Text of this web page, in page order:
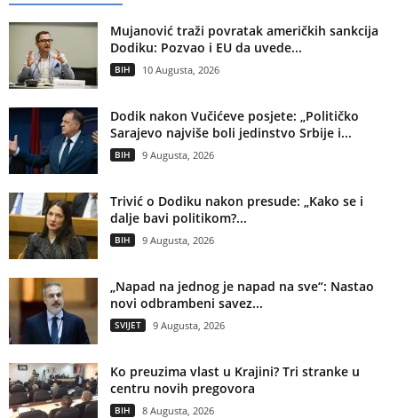
Mujanović traži povratak američkih sankcija
Dodiku: Pozvao i EU da uvede...
BIH 10 Augusta, 2026
Dodik nakon Vučićeve posjete: „Političko
Sarajevo najviše boli jedinstvo Srbije i...
BIH 9 Augusta, 2026
Trivić o Dodiku nakon presude: „Kako se i
dalje bavi politikom?...
BIH 9 Augusta, 2026
„Napad na jednog je napad na sve“: Nastao
novi odbrambeni savez...
SVIJET 9 Augusta, 2026
Ko preuzima vlast u Krajini? Tri stranke u
centru novih pregovora
BIH 8 Augusta, 2026